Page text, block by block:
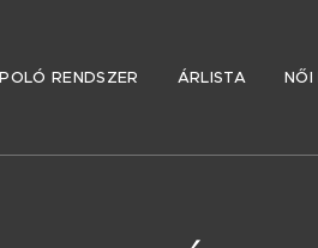
RENDSZER ÁRLISTA NŐI